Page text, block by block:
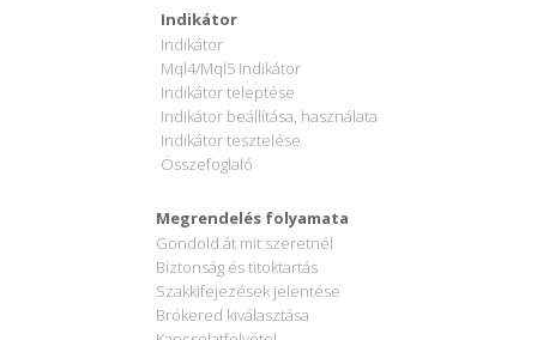
Indikátor
Indikátor
Mql4/Mql5 Indikátor
Indikátor teleptése
Indikátor beállítása, használata
Indikátor tesztelése
Összefoglaló
Megrendelés folyamata
Gondold át mit szeretnél
Biztonság és titoktartás
Szakkifejezések jelentése
Brókered kiválasztása